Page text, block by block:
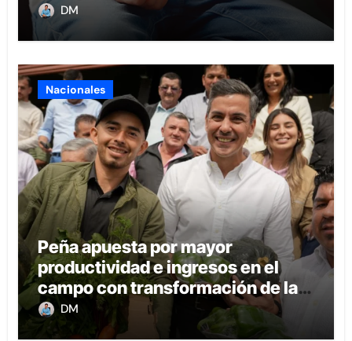
DM
Nacionales
Peña apuesta por mayor
productividad e ingresos en el
campo con transformación de la
agricultura familiar
DM